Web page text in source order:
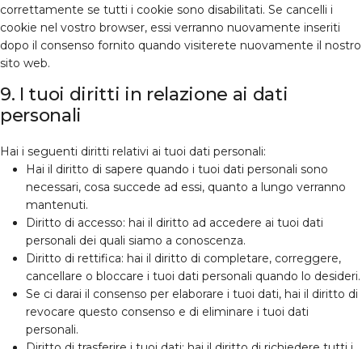
correttamente se tutti i cookie sono disabilitati. Se cancelli i
cookie nel vostro browser, essi verranno nuovamente inseriti
dopo il consenso fornito quando visiterete nuovamente il nostro
sito web.
9. I tuoi diritti in relazione ai dati
personali
Hai i seguenti diritti relativi ai tuoi dati personali:
Hai il diritto di sapere quando i tuoi dati personali sono
necessari, cosa succede ad essi, quanto a lungo verranno
mantenuti.
Diritto di accesso: hai il diritto ad accedere ai tuoi dati
personali dei quali siamo a conoscenza.
Diritto di rettifica: hai il diritto di completare, correggere,
cancellare o bloccare i tuoi dati personali quando lo desideri.
Se ci darai il consenso per elaborare i tuoi dati, hai il diritto di
revocare questo consenso e di eliminare i tuoi dati
personali.